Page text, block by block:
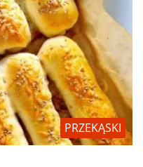
PRZEKĄSKI